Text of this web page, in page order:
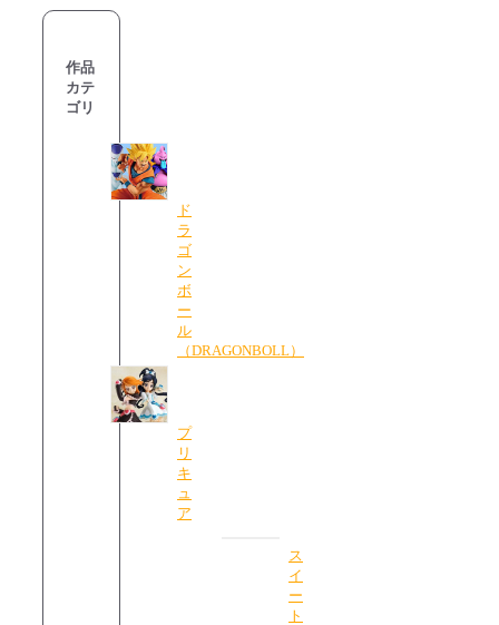
作品
カテ
ゴリ
ド
ラ
ゴ
ン
ボ
ー
ル
（DRAGONBOLL）
プ
リ
キ
ュ
ア
ス
イ
ー
ト